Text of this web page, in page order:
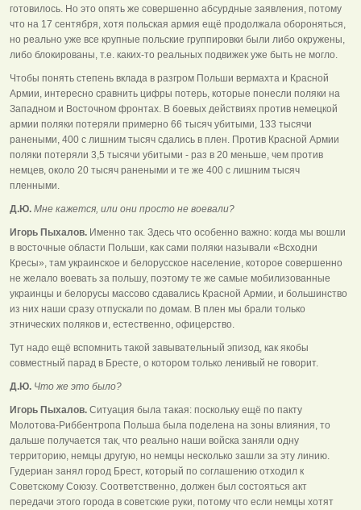
готовилось. Но это опять же совершенно абсурдные заявления, потому
что на 17 сентября, хотя польская армия ещё продолжала обороняться,
но реально уже все крупные польские группировки были либо окружены,
либо блокированы, т.е. каких-то реальных подвижек уже быть не могло.
Чтобы понять степень вклада в разгром Польши вермахта и Красной
Армии, интересно сравнить цифры потерь, которые понесли поляки на
Западном и Восточном фронтах. В боевых действиях против немецкой
армии поляки потеряли примерно 66 тысяч убитыми, 133 тысячи
ранеными, 400 с лишним тысяч сдались в плен. Против Красной Армии
поляки потеряли 3,5 тысячи убитыми - раз в 20 меньше, чем против
немцев, около 20 тысяч ранеными и те же 400 с лишним тысяч
пленными.
Д.Ю. Мне кажется, или они просто не воевали?
Игорь Пыхалов. Именно так. Здесь что особенно важно: когда мы вошли
в восточные области Польши, как сами поляки называли «Всходни
Кресы», там украинское и белорусское население, которое совершенно
не желало воевать за польшу, поэтому те же самые мобилизованные
украинцы и белорусы массово сдавались Красной Армии, и большинство
из них наши сразу отпускали по домам. В плен мы брали только
этнических поляков и, естественно, офицерство.
Тут надо ещё вспомнить такой завывательный эпизод, как якобы
совместный парад в Бресте, о котором только ленивый не говорит.
Д.Ю. Что же это было?
Игорь Пыхалов. Ситуация была такая: поскольку ещё по пакту
Молотова-Риббентропа Польша была поделена на зоны влияния, то
дальше получается так, что реально наши войска заняли одну
территорию, немцы другую, но немцы несколько зашли за эту линию.
Гудериан занял город Брест, который по соглашению отходил к
Советскому Союзу. Соответственно, должен был состояться акт
передачи этого города в советские руки, потому что если немцы хотят